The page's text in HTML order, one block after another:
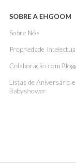
SOBRE A EHGOOM
Sobre Nós
Propriedade Intelectual
Colaboração com
Listas de Aniversário e
Babyshower